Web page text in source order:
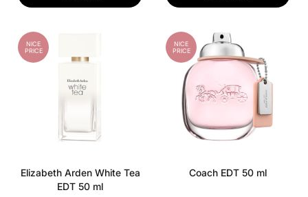
NICE
PRICE
Elizabeth Arden White Tea
EDT 50 ml
NICE
PRICE
Coach EDT 50 ml